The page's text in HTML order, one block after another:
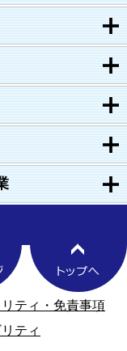
ティ・免責事項
ティ